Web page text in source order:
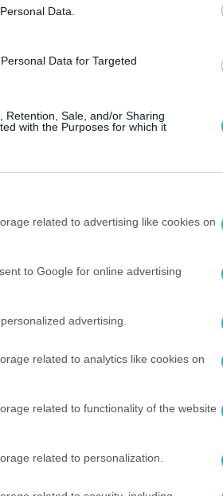
Data.
Data for Targeted
Retention, Sale, and/or Sharing
with the Purposes for which it
related to advertising like cookies on
to Google for online advertising
advertising.
related to analytics like cookies on
related to functionality of the website
related to personalization.
δυνάμεων και
ετοιμότητας του
δυνατοτήτων των
των
για αύξηση του
δυναμικό
τους με
βελτιώνοντας
εκπαίδευση του
ότι
«στην
της για την ενίσχυση